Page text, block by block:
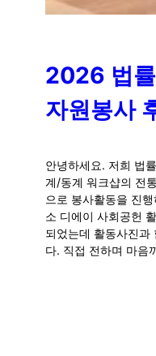
2026 법
자원봉사
안녕하세요. 저희 법
계/동계 워크샵의 전
으로 봉사활동을 진
소 디에이 사회공헌
되었는데 활동사진과
다. 직접 전하며 마음